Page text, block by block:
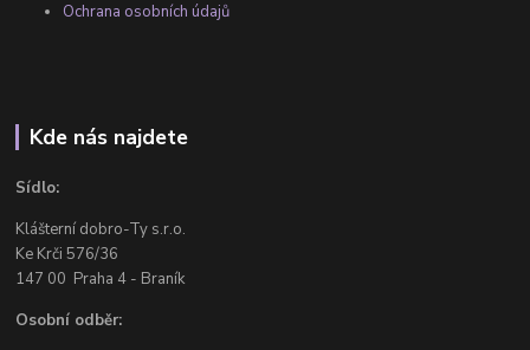
Ochrana osobních údajů
Kde nás najdete
Sídlo:
Klášterní dobro-Ty s.r.o.
Ke Krči 576/36
147 00 Praha 4 - Braník
Osobní odběr: